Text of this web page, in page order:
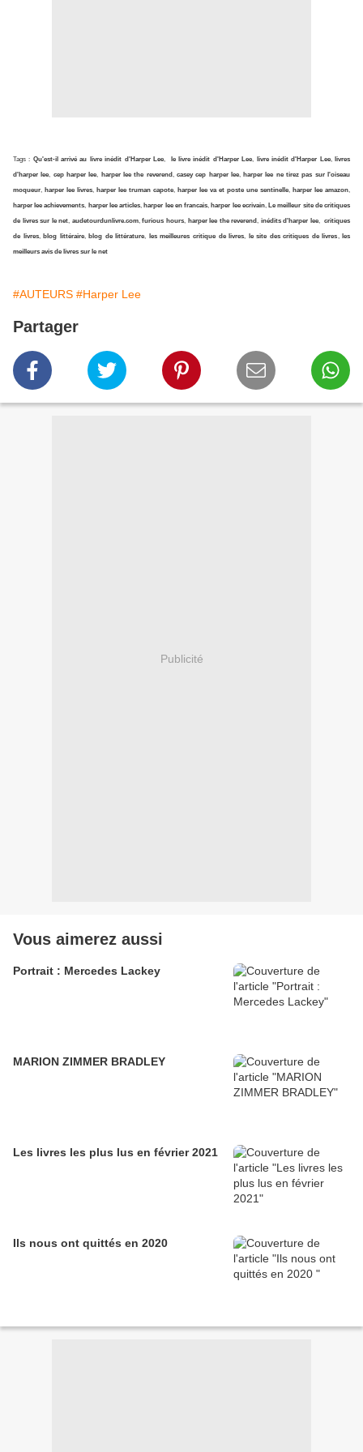
Tags : Qu'est-il arrivé au livre inédit d'Harper Lee, le livre inédit d'Harper Lee, livre inédit d'Harper Lee, livres
d'harper lee, cep harper lee, harper lee the reverend ,casey cep harper lee, harper lee ne tirez pas sur l'oiseau
moqueur, harper lee livres, harper lee truman capote, harper lee va et poste une sentinelle, harper lee amazon,
harper lee achievements, harper lee articles, harper lee en francais, harper lee ecrivain, Le meilleur site de critiques
de livres sur le net, audetourdunlivre.com,furious hours, harper lee the reverend, inédits d'harper lee, critiques
de livres, blog littéraire, blog de littérature, les meilleures critique de livres, le site des critiques de livres,les
meilleurs avis de livres sur le net
#AUTEURS #Harper Lee
Partager
Publicité
Vous aimerez aussi
Portrait : Mercedes Lackey
MARION ZIMMER BRADLEY
Les livres les plus lus en février 2021
Ils nous ont quittés en 2020